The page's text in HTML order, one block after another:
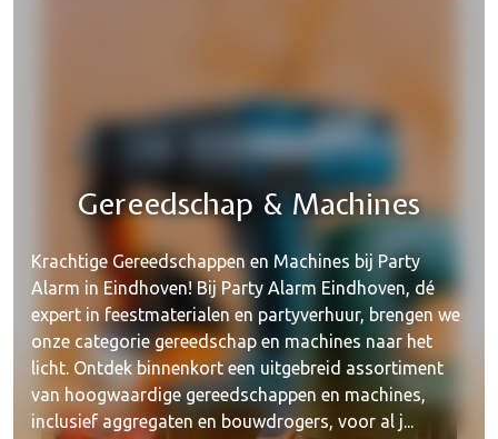
Gereedschap & Machines
Krachtige Gereedschappen en Machines bij Party
Alarm in Eindhoven! Bij Party Alarm Eindhoven, dé
expert in feestmaterialen en partyverhuur, brengen we
onze categorie gereedschap en machines naar het
licht. Ontdek binnenkort een uitgebreid assortiment
van hoogwaardige gereedschappen en machines,
inclusief aggregaten en bouwdrogers, voor al j...